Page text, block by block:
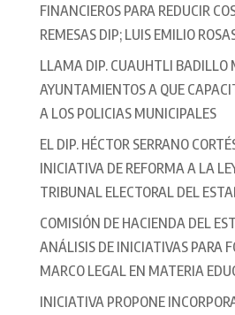
FINANCIEROS PARA REDUCIR
REMESAS DIP; LUIS EMILIO
LLAMA DIP. CUAUHTLI BADILLO
AYUNTAMIENTOS A QUE
A LOS POLICIAS MUNICIPALES
EL DIP. HÉCTOR SERRANO
INICIATIVA DE REFORMA A LA
TRIBUNAL ELECTORAL DEL
COMISIÓN DE HACIENDA DEL
ANÁLISIS DE INICIATIVAS PARA
MARCO LEGAL EN MATERIA
INICIATIVA PROPONE